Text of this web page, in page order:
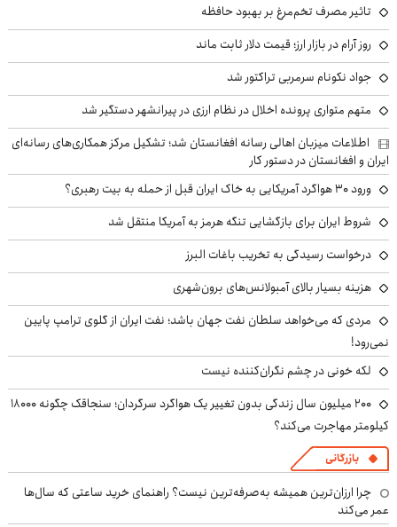
تاثیر مصرف تخم‌مرغ بر بهبود حافظه
روز آرام در بازار ارز؛ قیمت دلار ثابت ماند
جواد نکونام سرمربی تراکتور شد
متهم متواری پرونده اخلال در نظام ارزی در پیرانشهر دستگیر شد
اطلاعات میزبان اهالی رسانه افغانستان شد؛ تشکیل مرکز همکاری‌های رسانه‌ای
ایران و افغانستان در دستور کار
ورود ۳۰ هواگرد آمریکایی به خاک ایران قبل از حمله به بیت رهبری؟
شروط ایران برای بازگشایی تنگه هرمز به آمریکا منتقل شد
درخواست رسیدگی به تخریب باغات البرز
هزینه بسیار بالای آمبولانس‌های برون‌شهری
مردی که می‌خواهد سلطان نفت جهان باشد؛ نفت ایران از گلوی ترامپ پایین
نمی‌رود!
لکه خونی در چشم نگران‌کننده نیست
۲۰۰ میلیون سال زندگی بدون تغییر یک هواگرد سرگردان؛ سنجاقک‌ چگونه ۱۸۰۰۰
کیلومتر مهاجرت می‌کند؟
بازرگانی
چرا ارزان‌ترین همیشه به‌صرفه‌ترین نیست؟ راهنمای خرید ساعتی که سال‌ها
عمر می‌کند